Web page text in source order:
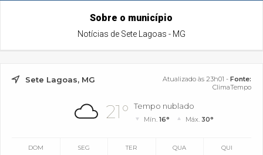
Sobre o município
Notícias de Sete Lagoas - MG
Sete Lagoas, MG Atualizado às 23h01 - Fonte:
ClimaTempo
21° Tempo nublado
Mín.16° Máx. 30°
DOM SEG TER QUA QUI